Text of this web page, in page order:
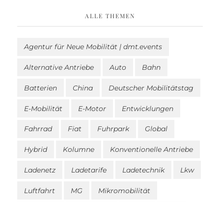
ALLE THEMEN
Agentur für Neue Mobilität | dmt.events
Alternative Antriebe Auto Bahn
Batterien China Deutscher Mobilitätstag
E-Mobilität E-Motor Entwicklungen
Fahrrad Fiat Fuhrpark Global
Hybrid Kolumne Konventionelle Antriebe
Ladenetz Ladetarife Ladetechnik Lkw
Luftfahrt MG Mikromobilität